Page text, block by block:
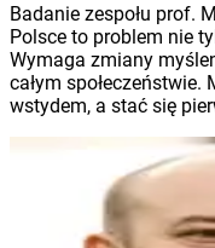
Badanie zespołu prof.
Polsce to problem nie
Wymaga zmiany
całym
wstydem, a stać się